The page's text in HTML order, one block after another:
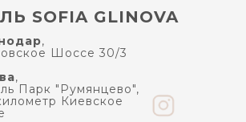
SOFIA GLINOVA
,
Шоссе 30/3
,
Парк "Румянцево",
Киевское